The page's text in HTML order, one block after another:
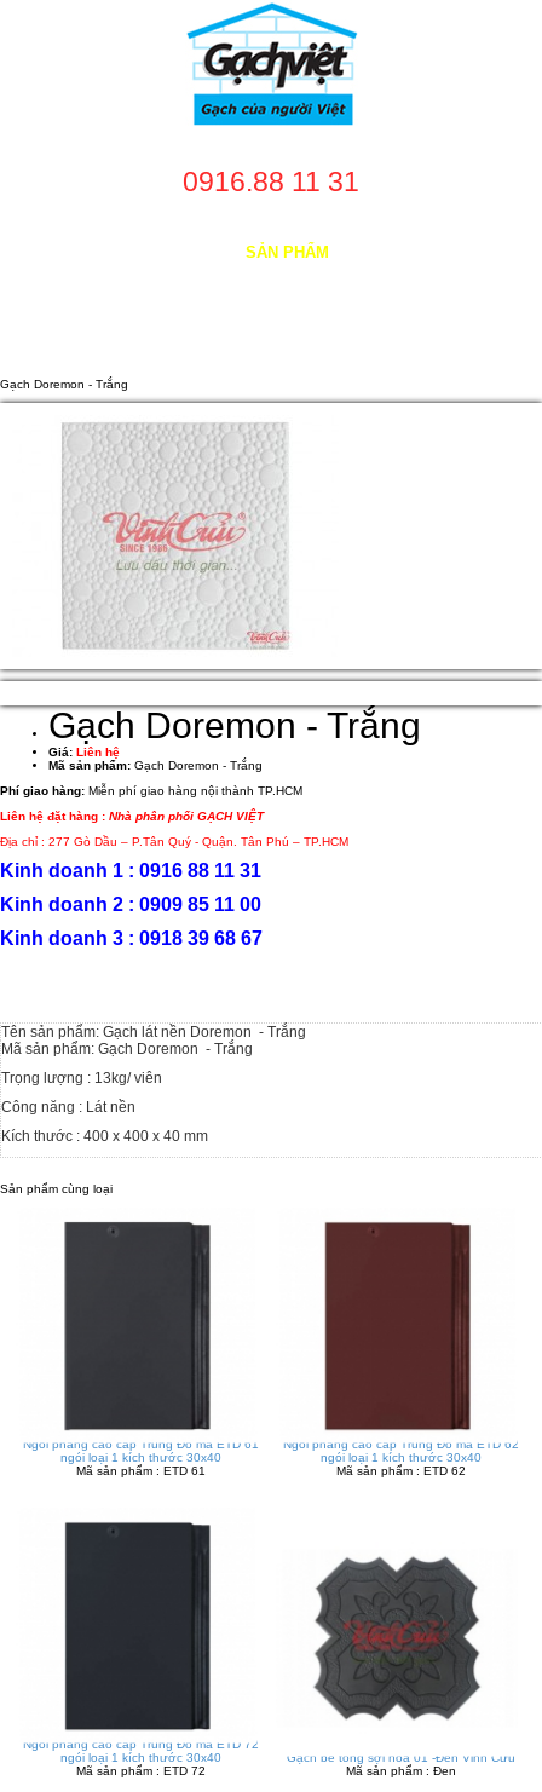
0916.88 11 31
SẢN PHẨM
Gạch Doremon - Trắng
Gạch Doremon - Trắng
Giá: Liên hệ
Mã sản phẩm: Gạch Doremon - Trắng
Phí giao hàng: Miễn phí giao hàng nội thành TP.HCM
Liên hệ đặt hàng : Nhà phân phối GẠCH VIỆT
Địa chỉ : 277 Gò Dầu – P.Tân Quý - Quận. Tân Phú – TP.HCM
Kinh doanh 1 : 0916 88 11 31
Kinh doanh 2 : 0909 85 11 00
Kinh doanh 3 : 0918 39 68 67
Tên sản phẩm: Gạch lát nền Doremon - Trắng
Mã sản phẩm: Gạch Doremon - Trắng
Trọng lượng : 13kg/ viên
Công năng : Lát nền
Kích thước : 400 x 400 x 40 mm
Sản phẩm cùng loại
Ngói phẳng cao cấp Trung Đô mã ETD 61
ngói loại 1 kích thước 30x40
Mã sản phẩm : ETD 61
Ngói phẳng cao cấp Trung Đô mã ETD 62
ngói loại 1 kích thước 30x40
Mã sản phẩm : ETD 62
Ngói phẳng cao cấp Trung Đô mã ETD 72
ngói loại 1 kích thước 30x40
Mã sản phẩm : ETD 72
Gạch bê tông sợi hoa 01 -Đen Vỉnh Cửu
Mã sản phẩm : Đen